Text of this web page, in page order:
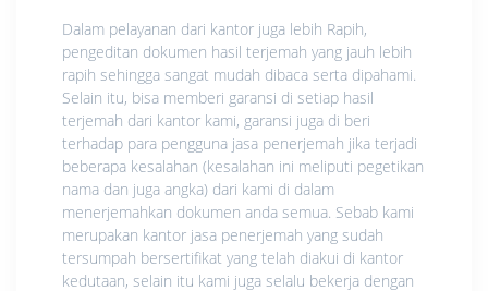
Dalam pelayanan dari kantor juga lebih Rapih,
pengeditan dokumen hasil terjemah yang jauh lebih
rapih sehingga sangat mudah dibaca serta dipahami.
Selain itu, bisa memberi garansi di setiap hasil
terjemah dari kantor kami, garansi juga di beri
terhadap para pengguna jasa penerjemah jika terjadi
beberapa kesalahan (kesalahan ini meliputi pegetikan
nama dan juga angka) dari kami di dalam
menerjemahkan dokumen anda semua. Sebab kami
merupakan kantor jasa penerjemah yang sudah
tersumpah bersertifikat yang telah diakui di kantor
kedutaan, selain itu kami juga selalu bekerja dengan